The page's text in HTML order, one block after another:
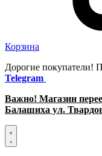
Корзина
Дорогие покупатели!
Telegram
Важно! Магазин
Балашиха ул.